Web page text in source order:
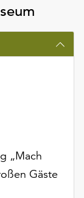
„Mach
Gäste